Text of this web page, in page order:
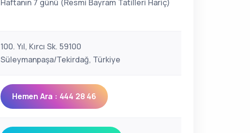
Haftanın 7 günü (Resmi Bayram Tatilleri Hariç)
100. Yıl, Kırcı Sk. 59100
Süleymanpaşa/Tekirdağ, Türkiye
Hemen Ara : 444 28 46